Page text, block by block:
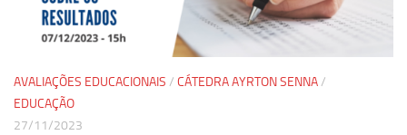
AVALIAÇÕES EDUCACIONAIS / CÁTEDRA AYRTON SENNA/
EDUCAÇÃO
27/11/2023